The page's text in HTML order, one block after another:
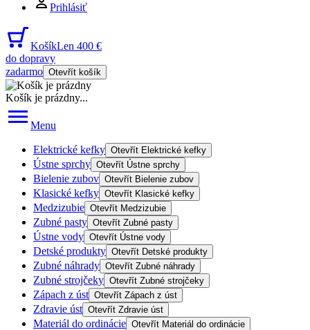
Prihlásiť
KošíkLen 400 €
do dopravy
zadarmo Otevřít košík
Košík je prázdny...
Menu
Elektrické kefky Otevřít Elektrické kefky
Ústne sprchy Otevřít Ústne sprchy
Bielenie zubov Otevřít Bielenie zubov
Klasické kefky Otevřít Klasické kefky
Medzizubie Otevřít Medzizubie
Zubné pasty Otevřít Zubné pasty
Ústne vody Otevřít Ústne vody
Detské produkty Otevřít Detské produkty
Zubné náhrady Otevřít Zubné náhrady
Zubné strojčeky Otevřít Zubné strojčeky
Zápach z úst Otevřít Zápach z úst
Zdravie úst Otevřít Zdravie úst
Materiál do ordinácie Otevřít Materiál do ordinácie